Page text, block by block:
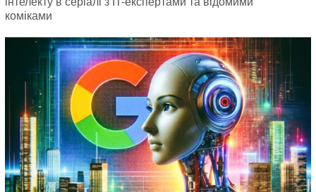
коміками